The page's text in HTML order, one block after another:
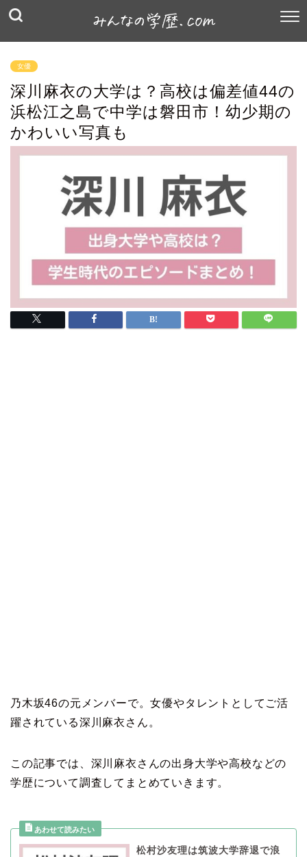
女優
深川麻衣の大学は？高校は偏差値44の
浜松江之島で中学は磐田市！幼少期の
かわいい写真も
乃木坂46の元メンバーで。女優やタレントとしてご活
躍されている深川麻衣さん。
この記事では、深川麻衣さんの出身大学や高校などの
学歴について調査してまとめていきます。
松村沙友理は筑波大学辞退で浪